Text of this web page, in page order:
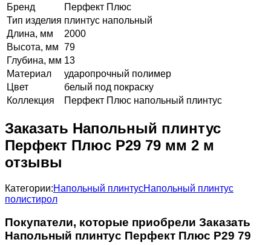
Бренд
Перфект Плюс
Тип изделия плинтус напольный
Длина, мм
2000
Высота, мм 79
Глубина, мм 13
Материал
ударопрочный полимер
Цвет
белый под покраску
Коллекция
Перфект Плюс напольный плинтус
Заказать Напольный плинтус
Перфект Плюс P29 79 мм 2 м
отзывы
Категории:Напольный плинтусНапольный плинтус
полистирол
Покупатели, которые приобрели Заказать
Напольный плинтус Перфект Плюс P29 79